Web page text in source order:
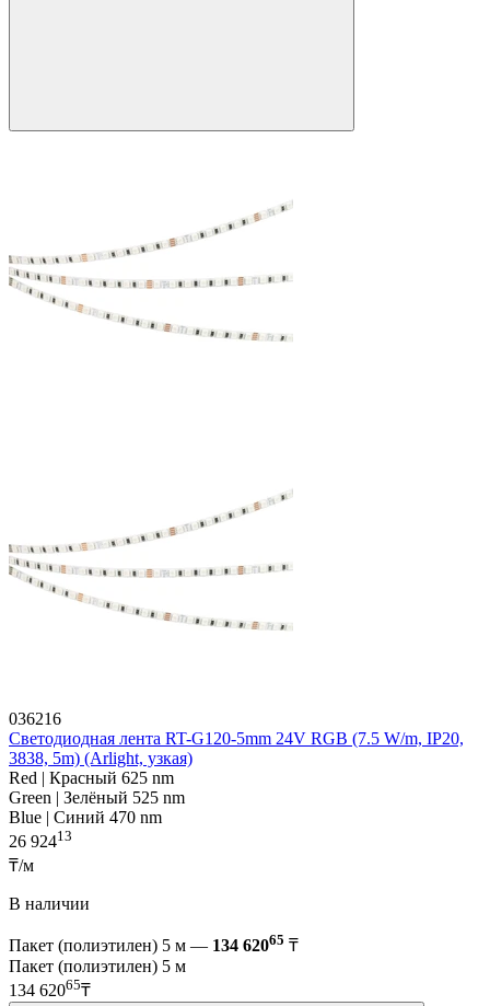
036216
Светодиодная лента RT-G120-5mm 24V RGB (7.5 W/m, IP20,
3838, 5m) (Arlight, узкая)
Red | Красный 625 nm
Green | Зелёный 525 nm
Blue | Синий 470 nm
26 92413
₸/м
В наличии
Пакет (полиэтилен) 5 м — 134 62065 ₸
Пакет (полиэтилен) 5 м
134 62065₸